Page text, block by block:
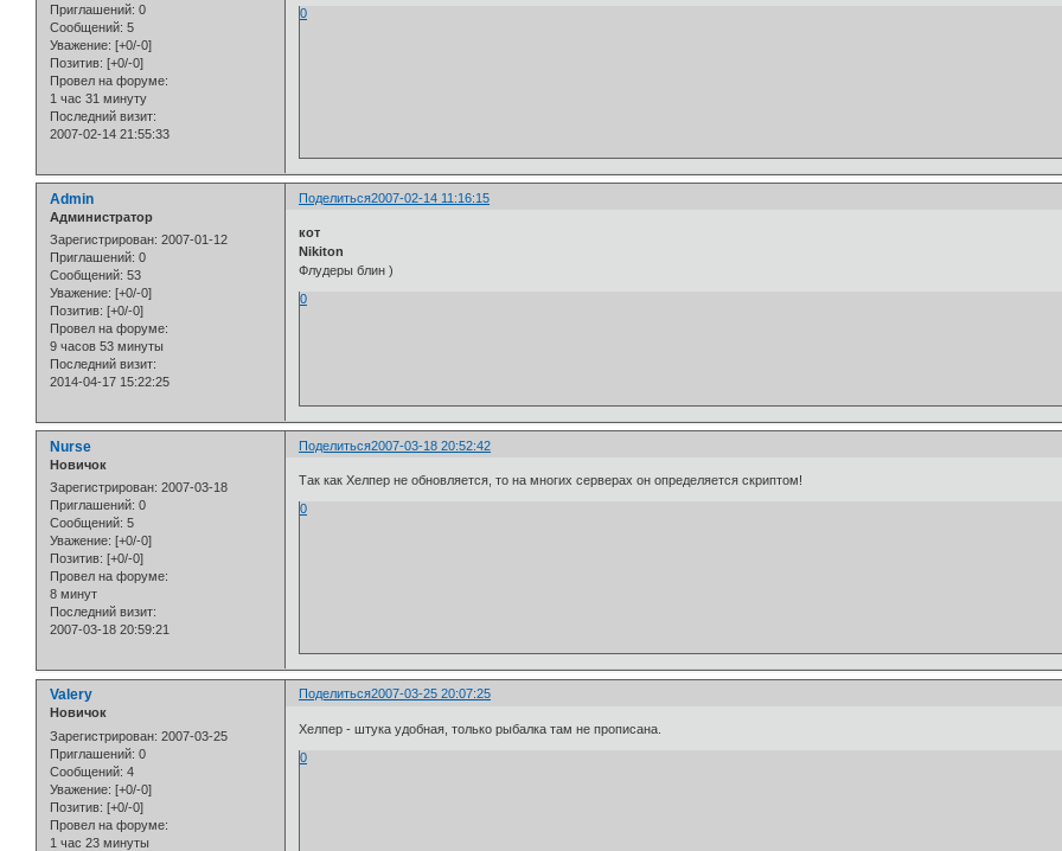
Приглашений: 0
Сообщений: 5
Уважение: [+0/-0]
Позитив: [+0/-0]
Провел на форуме:
1 час 31 минуту
Последний визит:
2007-02-14 21:55:33
0
Поделиться2007-02-14 11:16:15
Admin
Администратор
Зарегистрирован: 2007-01-12
Приглашений: 0
Сообщений: 53
Уважение: [+0/-0]
Позитив: [+0/-0]
Провел на форуме:
9 часов 53 минуты
Последний визит:
2014-04-17 15:22:25
кот
Nikiton
Флудеры блин )
0
Поделиться2007-03-18 20:52:42
Nurse
Новичок
Зарегистрирован: 2007-03-18
Приглашений: 0
Сообщений: 5
Уважение: [+0/-0]
Позитив: [+0/-0]
Провел на форуме:
8 минут
Последний визит:
2007-03-18 20:59:21
Так как Хелпер не обновляется, то на многих серверах он определяется скриптом!
0
Поделиться2007-03-25 20:07:25
Valery
Новичок
Зарегистрирован: 2007-03-25
Приглашений: 0
Сообщений: 4
Уважение: [+0/-0]
Позитив: [+0/-0]
Провел на форуме:
1 час 23 минуты
Хелпер - штука удобная, только рыбалка там не прописана.
0